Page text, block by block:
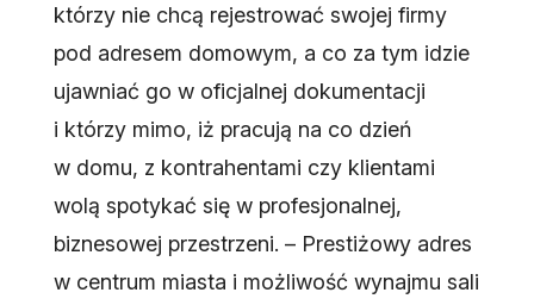
którzy nie chcą rejestrować swojej firmy
pod adresem domowym, a co za tym idzie
ujawniać go w oficjalnej dokumentacji
i którzy mimo, iż pracują na co dzień
w domu, z kontrahentami czy klientami
wolą spotykać się w profesjonalnej,
biznesowej przestrzeni. – Prestiżowy adres
w centrum miasta i możliwość wynajmu sali